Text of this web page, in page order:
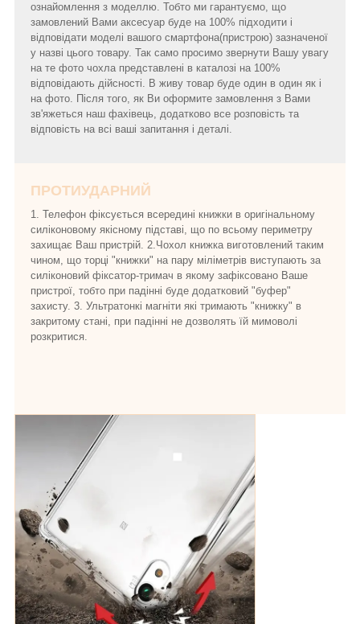
ознайомлення з моделлю. Тобто ми гарантуємо, що
замовлений Вами аксесуар буде на 100% підходити і
відповідати моделі вашого смартфона(пристрою) зазначеної
у назві цього товару. Так само просимо звернути Вашу увагу
на те фото чохла представлені в каталозі на 100%
відповідають дійсності. В живу товар буде один в один як і
на фото. Після того, як Ви оформите замовлення з Вами
зв'яжеться наш фахівець, додатково все розповість та
відповість на всі ваші запитання і деталі.
ПРОТИУДАРНИЙ
1. Телефон фіксується всередині книжки в оригінальному
силіконовому якісному підставі, що по всьому периметру
захищає Ваш пристрій. 2.Чохол книжка виготовлений таким
чином, що торці "книжки" на пару міліметрів виступають за
силіконовий фіксатор-тримач в якому зафіксовано Ваше
пристрої, тобто при падінні буде додатковий "буфер"
захисту. 3. Ультратонкі магніти які тримають "книжку" в
закритому стані, при падінні не дозволять їй мимоволі
розкритися.